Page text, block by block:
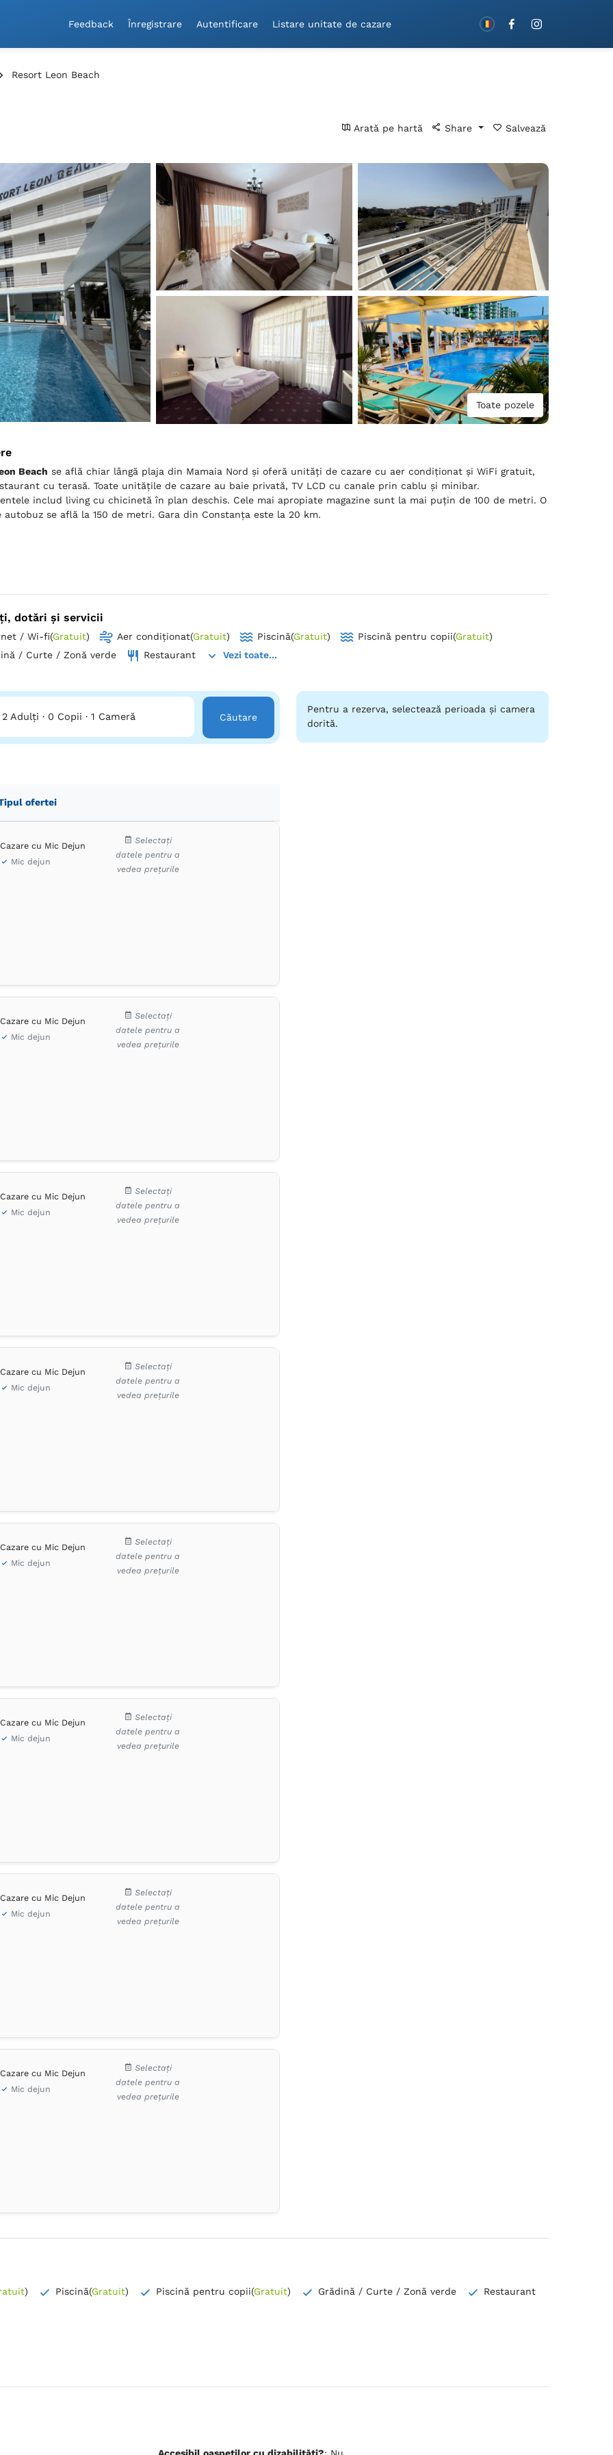
Feedback
Înregistrare Autentificare Listare unitate de cazare
Resort Leon Beach
Arată pe hartă Share Salvează
Toate pozele
Beach se află chiar lângă plaja din Mamaia Nord și oferă unități de cazare cu aer condiționat și WiFi gratuit,
cu terasă. Toate unitățile de cazare au baie privată, TV LCD cu canale prin cablu și minibar.
includ living cu chicinetă în plan deschis. Cele mai apropiate magazine sunt la mai puțin de 100 de metri. O
autobuz se află la 150 de metri. Gara din Constanța este la 20 km.
dotări și servicii
/ Wi-fi(Gratuit) Aer condiționat(Gratuit) Piscină(Gratuit) Piscină pentru copii(Gratuit)
/ Curte / Zonă verde
Restaurant Vezi toate...
2 Adulți· 0 Copii ·1 Cameră Căutare
ofertei
Cazare cu Mic Dejun
Mic dejun
Selectați
datele pentru a
vedea prețurile
Cazare cu Mic Dejun
Mic dejun
Selectați
datele pentru a
vedea prețurile
Cazare cu Mic Dejun
Mic dejun
Selectați
datele pentru a
vedea prețurile
Cazare cu Mic Dejun
Mic dejun
Selectați
datele pentru a
vedea prețurile
Cazare cu Mic Dejun
Mic dejun
Selectați
datele pentru a
vedea prețurile
Cazare cu Mic Dejun
Mic dejun
Selectați
datele pentru a
vedea prețurile
Cazare cu Mic Dejun
Mic dejun
Selectați
datele pentru a
vedea prețurile
Cazare cu Mic Dejun
Mic dejun
Selectați
datele pentru a
vedea prețurile
Pentru a rezerva, selectează perioada și camera
dorită.
) Piscină(Gratuit) Piscină pentru copii(Gratuit) Grădină / Curte / Zonă verde Restaurant
Accesibil oaspeților cu dizabilități? : Nu